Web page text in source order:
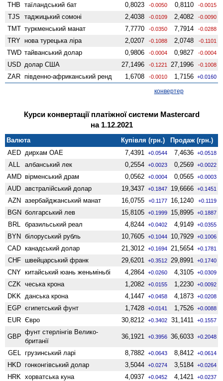
THB таїландський бат 0,8023 -0.0050 0,8110 -0.0015
TJS таджицький сомоні 2,4038 -0.0109 2,4082 -0.0090
TMT туркменський манат 7,7770 -0.0350 7,7914 -0.0288
TRY нова турецька ліра 2,0207 -0.1088 2,0748 -0.1101
TWD тайванський долар 0,9806 -0.0004 0,9827 -0.0004
USD долар США 27,1496 -0.1221 27,1996 -0.1008
ZAR південно-африканський ренд 1,6708 -0.0010 1,7156 +0.0160
конвертер
Курси конвертації платіжної системи Mastercard
на 1.12.2021
Валюта Купівля (грн.)
Продаж (грн.)
AED дирхам ОАЕ 7,4391 +0.0544 7,4636 +0.0518
ALL албанський лек 0,2554 +0.0023 0,2569 +0.0022
AMD вiрменський драм 0,0562 +0.0004 0,0565 +0.0003
AUD австралійський долар 19,3437 +0.1847 19,6666 +0.1451
AZN азербайджанський манат 16,0755 +0.1177 16,1240 +0.1119
BGN болгарський лев 15,8105 +0.1999 15,8995 +0.1887
BRL бразильський реал 4,8244 +0.0402 4,9149 +0.0355
BYN білоруський рубль 10,7605 +0.1044 10,7929 +0.1006
CAD канадський долар 21,3012 +0.1694 21,5654 +0.1781
CHF швейцарський франк 29,6201 +0.3512 29,8991 +0.1740
CNY китайський юань женьмiньбi 4,2864 +0.0260 4,3105 +0.0309
CZK чеська крона 1,2082 +0.0155 1,2230 +0.0092
DKK данська крона 4,1447 +0.0458 4,1873 +0.0208
EGP єгипетський фунт 1,7428 +0.0141 1,7526 +0.0088
EUR Євро 30,8212 +0.3402 31,1411 +0.1557
GBP
фунт стерлінгів Велико­
британії
36,1921 +0.3956 36,6033 +0.2048
GEL грузинський ларі 8,7882 +0.0643 8,8412 +0.0614
HKD гонконгівський долар 3,5044 +0.0274 3,5184 +0.0264
HRK хорватська куна 4,0937 +0.0452 4,1421 +0.0237